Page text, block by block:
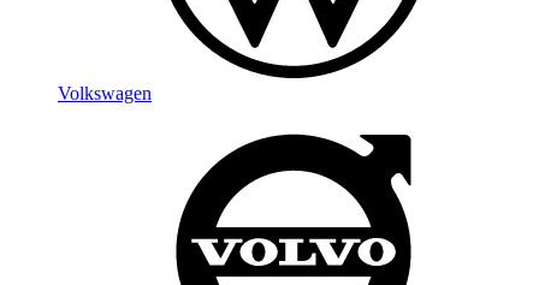
Volkswagen